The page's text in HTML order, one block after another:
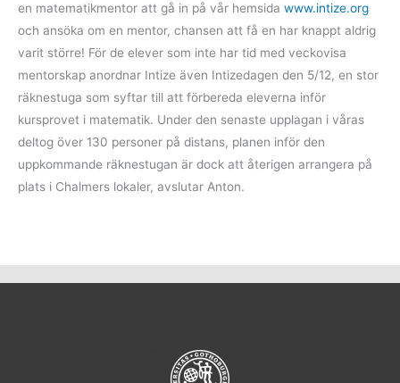
en matematikmentor att gå in på vår hemsida www.intize.org
och ansöka om en mentor, chansen att få en har knappt aldrig
varit större! För de elever som inte har tid med veckovisa
mentorskap anordnar Intize även Intizedagen den 5/12, en stor
räknestuga som syftar till att förbereda eleverna inför
kursprovet i matematik. Under den senaste upplagan i våras
deltog över 130 personer på distans, planen inför den
uppkommande räknestugan är dock att återigen arrangera på
plats i Chalmers lokaler, avslutar Anton.